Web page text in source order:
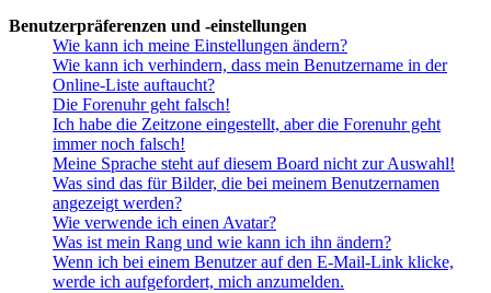
Benutzerpräferenzen und -einstellungen
Wie kann ich meine Einstellungen ändern?
Wie kann ich verhindern, dass mein Benutzername in der
Online-Liste auftaucht?
Die Forenuhr geht falsch!
Ich habe die Zeitzone eingestellt, aber die Forenuhr geht
immer noch falsch!
Meine Sprache steht auf diesem Board nicht zur Auswahl!
Was sind das für Bilder, die bei meinem Benutzernamen
angezeigt werden?
Wie verwende ich einen Avatar?
Was ist mein Rang und wie kann ich ihn ändern?
Wenn ich bei einem Benutzer auf den E-Mail-Link klicke,
werde ich aufgefordert, mich anzumelden.